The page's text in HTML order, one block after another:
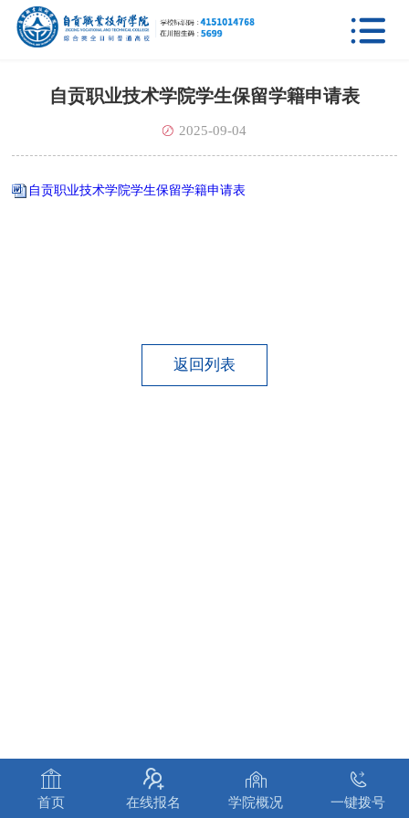

自贡职业技术学院学生保留学籍申请表
2025-09-04
自贡职业技术学院学生保留学籍申请表
返回列表

首页

在线报名

学院概况

一键拨号